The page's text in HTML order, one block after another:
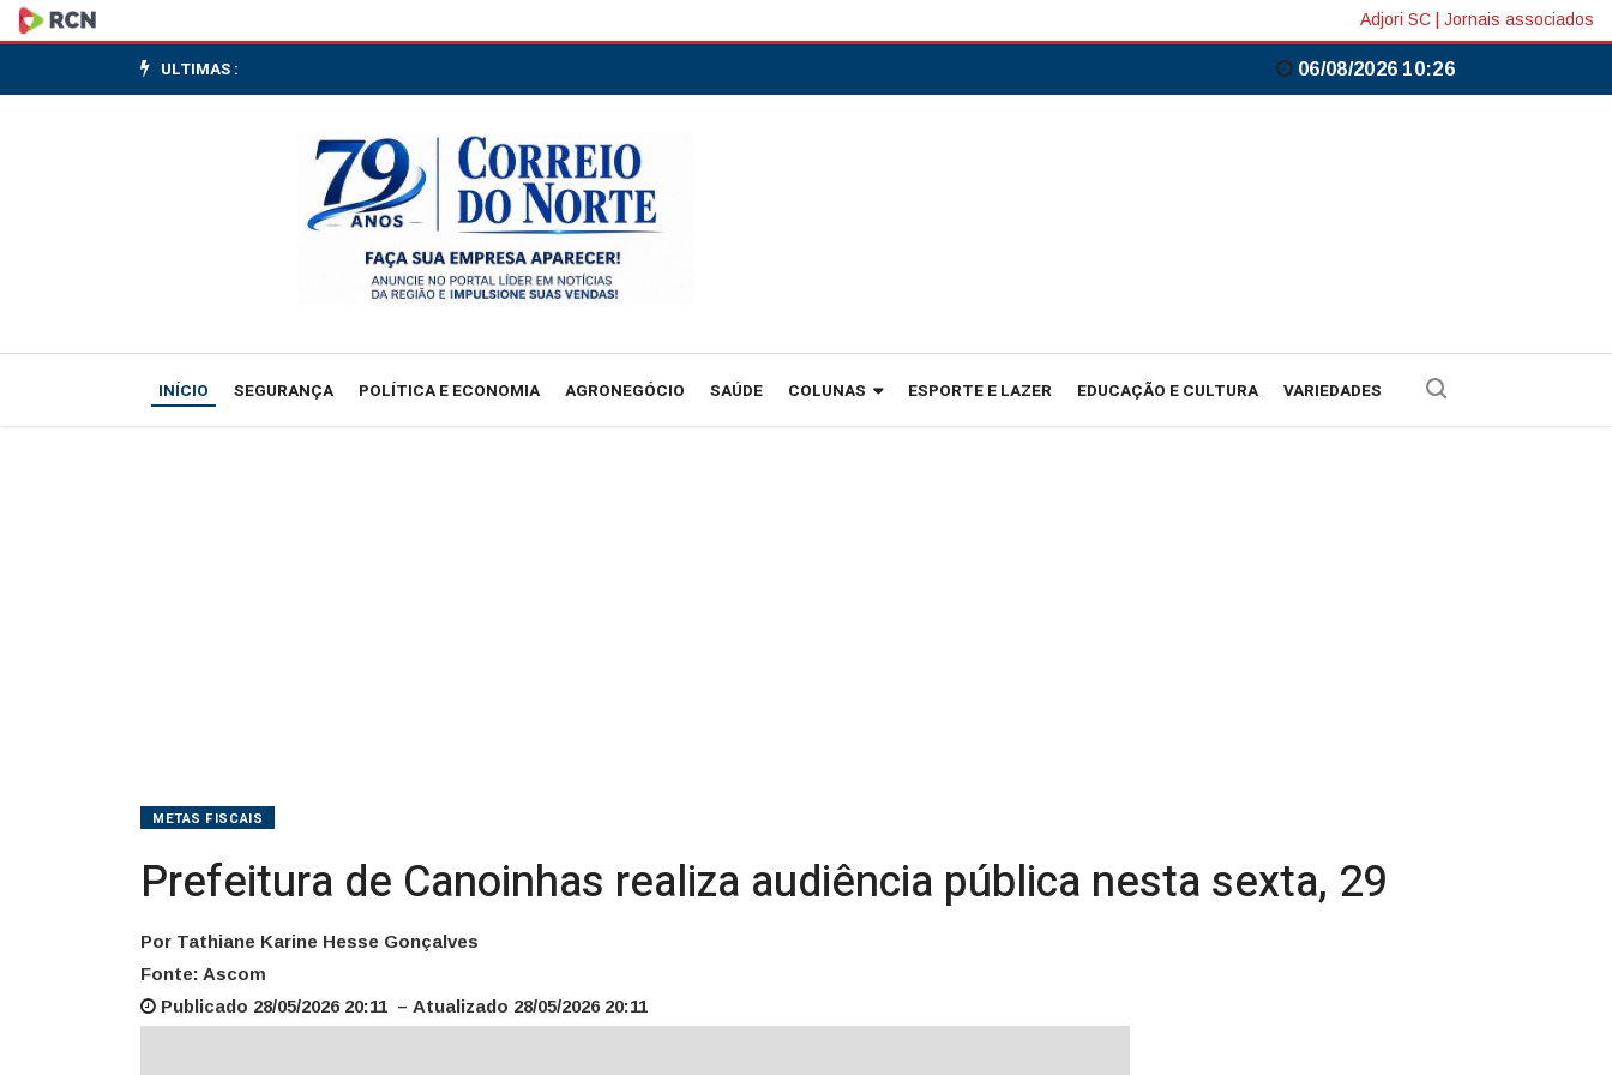
Prefeitura
de
nesta
Adjori SC Jornais associados
ULTIMAS : 06/08/2026 10:26
INÍCIO SEGURANÇA POLÍTICA E ECONOMIA AGRONEGÓCIO SAÚDE COLUNAS ESPORTE E LAZER EDUCAÇÃO E CULTURA VARIEDADES
METAS FISCAIS
Prefeitura de Canoinhas realiza audiência pública nesta sexta, 29
Por Tathiane Karine Hesse Gonçalves
Fonte: Ascom
Publicado 28/05/2026 20:11 – Atualizado 28/05/2026 20:11